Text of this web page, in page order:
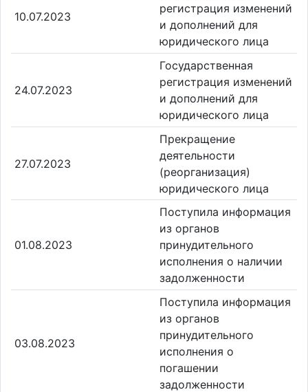
10.07.2023
регистрация изменений
и дополнений для
юридического лица
24.07.2023
Государственная
регистрация изменений
и дополнений для
юридического лица
27.07.2023
Прекращение
деятельности
(реорганизация)
юридического лица
01.08.2023
Поступила информация
из органов
принудительного
исполнения о наличии
задолженности
03.08.2023
Поступила информация
из органов
принудительного
исполнения о
погашении
задолженности